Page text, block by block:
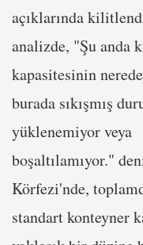
açıklarında
analizde, "Şu anda
kapasitesinin
burada sıkışmış
yüklenemiyor veya
boşaltılamıyor."
Körfezi'nde,
standart konteyner